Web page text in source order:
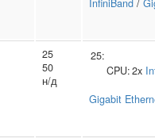
InfiniBand /
25
50
н/д
25:
CPU:2x
Gigabit